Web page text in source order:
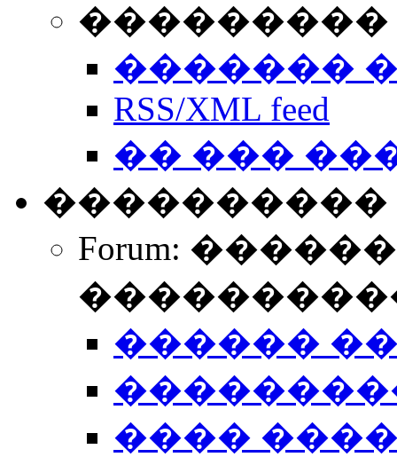
���������
�������
RSS/XML feed
�� ���
����������
Forum:
������
����